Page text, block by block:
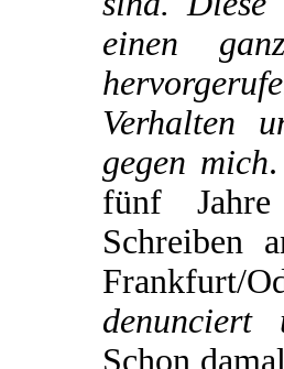
einen
Verhalten
gegen mich
fünf
Schreiben
Frankfurt/
denunciert
Schon